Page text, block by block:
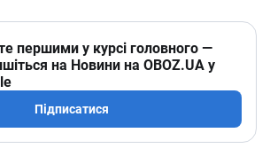
першими у курсі головного —
на Новини на OBOZ.UA у
Підписатися